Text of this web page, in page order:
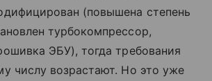
(повышена степень
турбокомпрессор,
ЭБУ), тогда требования
числу возрастают. Но это уже